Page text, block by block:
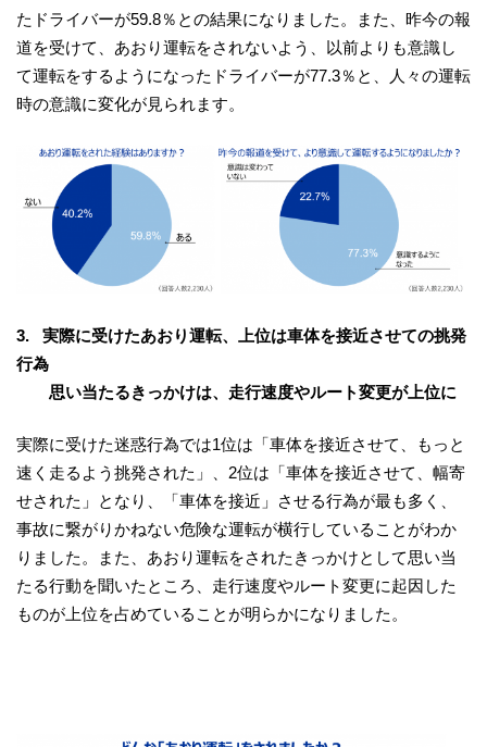
たドライバーが59.8％との結果になりました。また、昨今の報
道を受けて、あおり運転をされないよう、以前よりも意識し
て運転をするようになったドライバーが77.3％と、人々の運転
時の意識に変化が見られます。
3. 実際に受けたあおり運転、上位は車体を接近させての挑発
行為
思い当たるきっかけは、走行速度やルート変更が上位に
実際に受けた迷惑行為では1位は「車体を接近させて、もっと
速く走るよう挑発された」、2位は「車体を接近させて、幅寄
せされた」となり、「車体を接近」させる行為が最も多く、
事故に繋がりかねない危険な運転が横行していることがわか
りました。また、あおり運転をされたきっかけとして思い当
たる行動を聞いたところ、走行速度やルート変更に起因した
ものが上位を占めていることが明らかになりました。